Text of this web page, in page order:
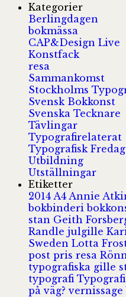
Kategorier
Berlingdagen
bokmässa
CAP&Design Live
Konstfack
resa
Sammankomst
Stockholms
Svensk Bokkonst
Svenska Tecknare
Tävlingar
Typografirelaterat
Typografisk Fredag
Utbildning
Utställningar
Etiketter
2014 A4 Annie
bokbinderi
stan Geith
Randle julgille
Sweden Lotta
post pris resa
typografiska gille
typografi
på väg?vernissage